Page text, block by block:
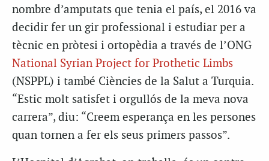
nombre d’amputats que tenia el país, el 2016 va
decidir fer un gir professional i estudiar per a
tècnic en pròtesi i ortopèdia a través de l’ONG
National Syrian Project for Prothetic Limbs
(NSPPL) i també Ciències de la Salut a Turquia.
“Estic molt satisfet i orgullós de la meva nova
carrera”, diu: “Creem esperança en les persones
quan tornen a fer els seus primers passos”.